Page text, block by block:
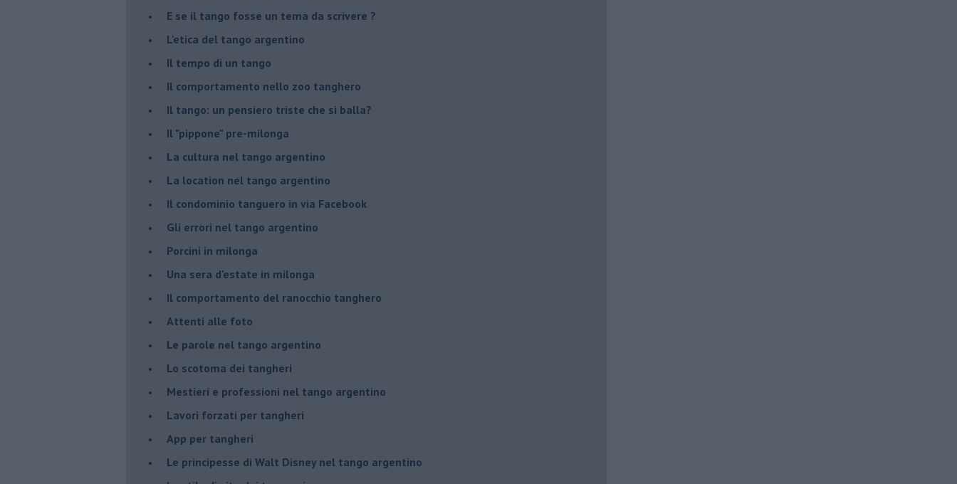
E se il tango fosse un tema da scrivere ?
L'etica del tango argentino
Il tempo di un tango
Il comportamento nello zoo tanghero
Il tango: un pensiero triste che si balla?
Il "pippone" pre-milonga
La cultura nel tango argentino
La location nel tango argentino
Il condominio tanguero in via Facebook
Gli errori nel tango argentino
Porcini in milonga
Una sera d'estate in milonga
Il comportamento del ranocchio tanghero
Attenti alle foto
Le parole nel tango argentino
Lo scotoma dei tangheri
Mestieri e professioni nel tango argentino
Lavori forzati per tangheri
App per tangheri
Le principesse di Walt Disney nel tango argentino